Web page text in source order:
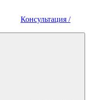
Консультация /